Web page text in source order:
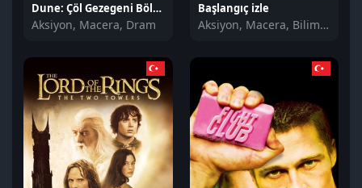
Dune: Çöl Gezegeni Bölüm İki izle
Aksiyon, Macera, Dram
Başlangıç izle
Aksiyon, Macera, Bilim Kurgu